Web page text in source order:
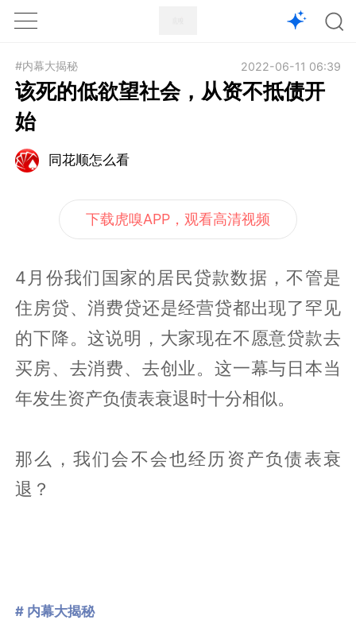
1X
#内幕大揭秘 2022-06-11 06:39
该死的低欲望社会，从资不抵债开
始
同花顺怎么看
下载虎嗅APP，观看高清视频
4月份我们国家的居民贷款数据，不管是
住房贷、消费贷还是经营贷都出现了罕见
的下降。这说明，大家现在不愿意贷款去
买房、去消费、去创业。这一幕与日本当
年发生资产负债表衰退时十分相似。
那么，我们会不会也经历资产负债表衰
退？
# 内幕大揭秘